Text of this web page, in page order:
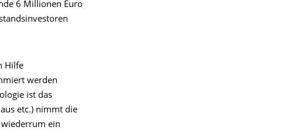
6 Millionen Euro
Hilfe
werden
ist das
etc.) nimmt die
wiederrum ein